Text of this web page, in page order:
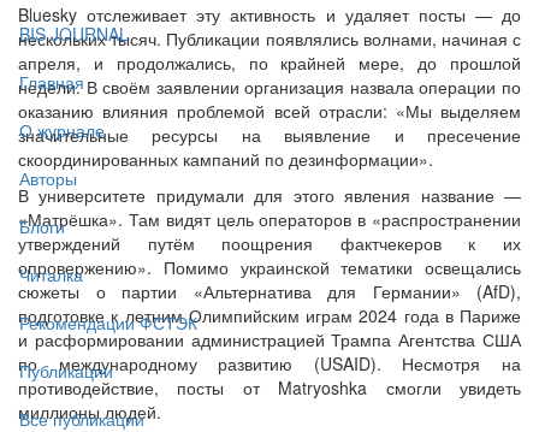
BIS JOURNAL
Главная
О журнале
Авторы
Блоги
Читалка
Рекомендации ФСТЭК
Публикации
Все публикации
Bluesky отслеживает эту активность и удаляет посты — до
нескольких тысяч. Публикации появлялись волнами, начиная с
апреля, и продолжались, по крайней мере, до прошлой
недели. В своём заявлении организация назвала операции по
оказанию влияния проблемой всей отрасли: «Мы выделяем
значительные ресурсы на выявление и пресечение
скоординированных кампаний по дезинформации».
В университете придумали для этого явления название —
«Матрёшка». Там видят цель операторов в «распространении
утверждений путём поощрения фактчекеров к их
опровержению». Помимо украинской тематики освещались
сюжеты о партии «Альтернатива для Германии» (AfD),
подготовке к летним Олимпийским играм 2024 года в Париже
и расформировании администрацией Трампа Агентства США
по международному развитию (USAID). Несмотря на
противодействие, посты от Matryoshka смогли увидеть
миллионы людей.